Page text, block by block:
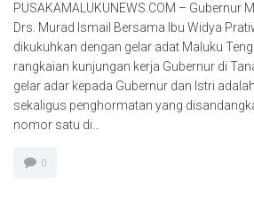
PUSAKAMALUKUNEWS.COM – Gubernur
Drs. Murad Ismail Bersama Ibu Widya
dikukuhkan dengan gelar adat Maluku
rangkaian kunjungan kerja Gubernur di
gelar adar kepada Gubernur dan Istri
sekaligus penghormatan yang
nomor satu di...
0